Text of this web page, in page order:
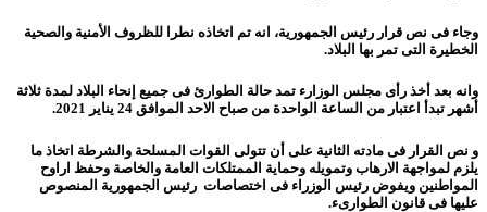
وجاء فى نص قرار رئيس الجمهورية، انه تم اتخاذه نطرا للظروف الأمنية والصحية
الخطيرة التى تمر بها البلاد.
وانه بعد أخذ رأى مجلس الوزارء تمد حالة الطوارئ فى جميع إنحاء البلاد لمدة ثلاثة
أشهر تبدأ اعتبار من الساعة الواحدة من صباح الاحد الموافق 24 يناير 2021.
و نص القرار فى مادته الثانية على أن تتولى القوات المسلحة والشرطة اتخاذ ما
يلزم لمواجهة الارهاب وتمويله وحماية الممتلكات العامة والخاصة وحفظ اراوح
المواطنين ويفوض رئيس الوزراء فى اختصاصات رئيس الجمهورية المنصوص
عليها فى قانون الطوارىء.